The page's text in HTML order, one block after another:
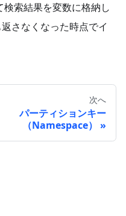
索結果を変数に格納し
さなくなった時点でイ
次へ
パーティションキー
（Namespace）